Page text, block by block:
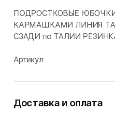
ПОДРОСТКОВЫЕ
КАРМАШКАМИ ЛИНИЯ
СЗАДИ по ТАЛИИ РЕЗИНКА
Артикул
Доставка и оплата